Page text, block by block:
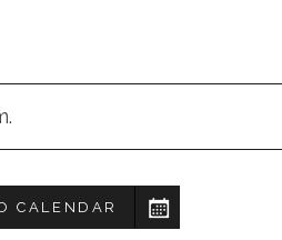
CALENDAR